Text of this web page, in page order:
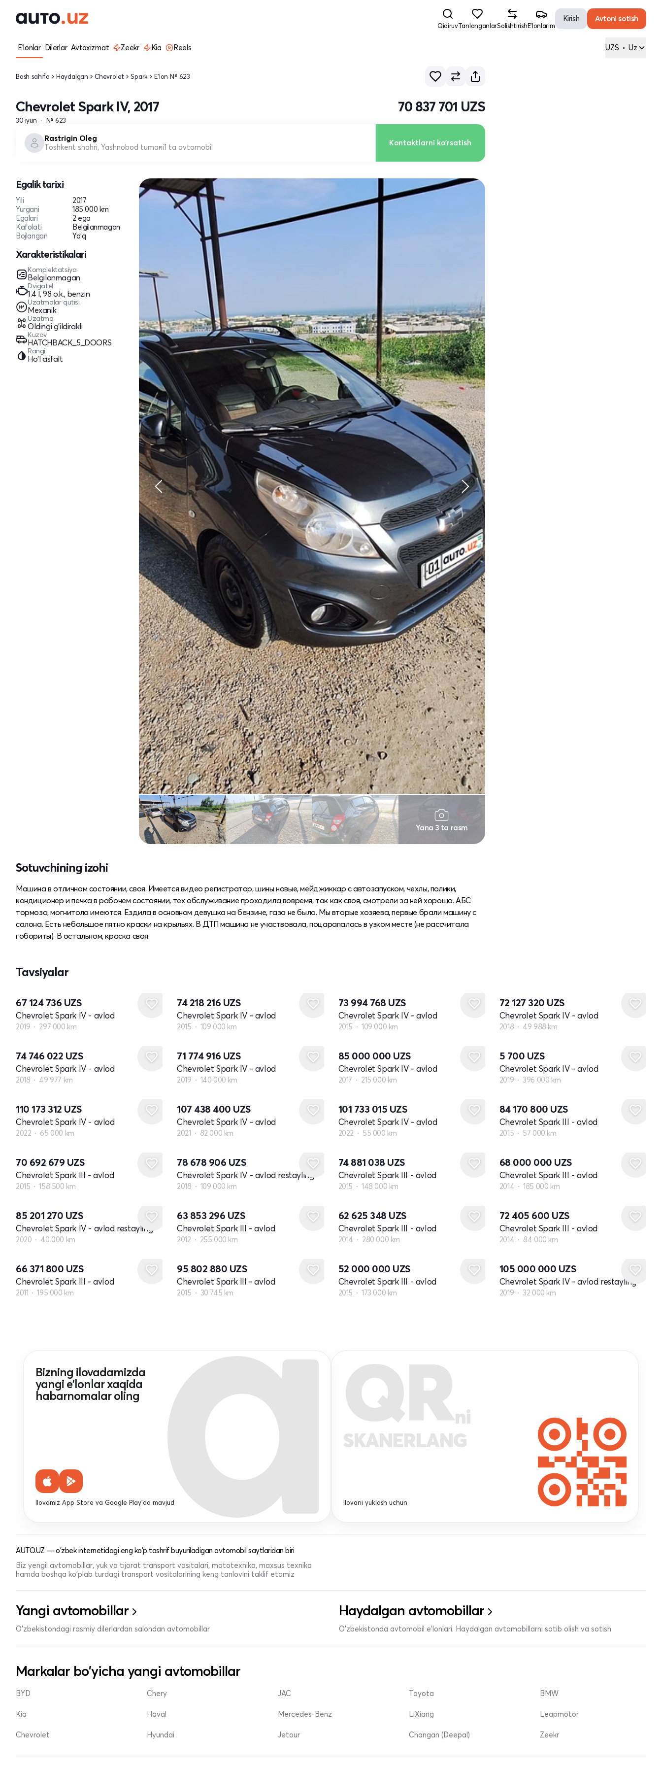
QidiruvTanlanganlarSolishtirishE'lonlarim
Kirish Avtoni sotish
E'lonlar Dilerlar Avtoxizmat Zeekr Kia Reels UZS • Uz
Bosh sahifa Haydalgan Chevrolet Spark E'lon № 623
Chevrolet Spark IV, 2017
30 iyun № 623
70 837 701 UZS
Rastrigin Oleg
Toshkent shahri, Yashnobod tumani1 ta avtomobil Kontaktlarni ko'rsatish
Egalik tarixi
Yili
2017
Yurgani
185 000 km
Egalari
2 ega
Kafolati
Belgilanmagan
Bojlangan
Yo'q
Xarakteristikalari
Komplektatsiya
Belgilanmagan
Dvigatel
1.4 l, 98 o.k., benzin
Uzatmalar qutisi
Mexanik
Uzatma
Oldingi g'ildirakli
Kuzov
HATCHBACK_5_DOORS
Rangi
Ho'l asfalt
Yana 3 ta rasm
Sotuvchining izohi
Машина в отличном состоянии, своя. Имеется видео регистратор, шины новые, мейджиккар с автозапуском, чехлы, полики,
кондиционер и печка в рабочем состоянии, тех обслуживание проходила вовремя, так как своя, смотрели за ней хорошо. АБС
тормоза, могнитола имеются. Ездила в основном девушка на бензине, газа не было. Мы вторые хозяева, первые брали машину с
салона. Есть небольшое пятно краски на крыльях. В ДТП машина не участвовала, поцарапалась в узком месте (не рассчитала
гобориты). В остальном, краска своя.
Tavsiyalar
67 124 736 UZS
Chevrolet Spark IV - avlod
2019 297 000 km
74 218 216 UZS
Chevrolet Spark IV - avlod
2015 109 000 km
73 994 768 UZS
Chevrolet Spark IV - avlod
2015 109 000 km
72 127 320 UZS
Chevrolet Spark IV - avlod
2018 49 988 km
74 746 022 UZS
Chevrolet Spark IV - avlod
2018 49 977 km
71 774 916 UZS
Chevrolet Spark IV - avlod
2019 140 000 km
85 000 000 UZS
Chevrolet Spark IV - avlod
2017 215 000 km
5 700 UZS
Chevrolet Spark IV - avlod
2019 396 000 km
110 173 312 UZS
Chevrolet Spark IV - avlod
2022 65 000 km
107 438 400 UZS
Chevrolet Spark IV - avlod
2021 82 000 km
101 733 015 UZS
Chevrolet Spark IV - avlod
2022 55 000 km
84 170 800 UZS
Chevrolet Spark III - avlod
2015 57 000 km
70 692 679 UZS
Chevrolet Spark III - avlod
2015 158 500 km
78 678 906 UZS
Chevrolet Spark IV - avlod restayling
2018 109 000 km
74 881 038 UZS
Chevrolet Spark III - avlod
2015 148 000 km
68 000 000 UZS
Chevrolet Spark III - avlod
2014 185 000 km
85 201 270 UZS
Chevrolet Spark IV - avlod restayling
2020 40 000 km
63 853 296 UZS
Chevrolet Spark III - avlod
2012 255 000 km
62 625 348 UZS
Chevrolet Spark III - avlod
2014 280 000 km
72 405 600 UZS
Chevrolet Spark III - avlod
2014 84 000 km
66 371 800 UZS
Chevrolet Spark III - avlod
2011 195 000 km
95 802 880 UZS
Chevrolet Spark III - avlod
2015 30 745 km
52 000 000 UZS
Chevrolet Spark III - avlod
2015 173 000 km
105 000 000 UZS
Chevrolet Spark IV - avlod restayling
2019 32 000 km
Bizning ilovadamizda
yangi e'lonlar xaqida
habarnomalar oling
Ilovamiz App Store va Google Play'da mavjud
QRni
SKANERLANG
Ilovani yuklash uchun
AUTO.UZ — o'zbek internetidagi eng ko'p tashrif buyuriladigan avtomobil saytlaridan biri
Biz yengil avtomobillar, yuk va tijorat transport vositalari, mototexnika, maxsus texnika
hamda boshqa ko'plab turdagi transport vositalarining keng tanlovini taklif etamiz
Yangi avtomobillar
O'zbekistondagi rasmiy dilerlardan salondan avtomobillar
Haydalgan avtomobillar
O'zbekistonda avtomobil e’lonlari. Haydalgan avtomobillarni sotib olish va sotish
Markalar bo'yicha yangi avtomobillar
BYD
Kia
Chevrolet
Chery
Haval
Hyundai
JAC
Mercedes-Benz
Jetour
Toyota
LiXiang
Changan (Deepal)
BMW
Leapmotor
Zeekr